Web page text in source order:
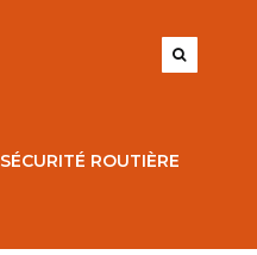
SÉCURITÉ ROUTIÈRE